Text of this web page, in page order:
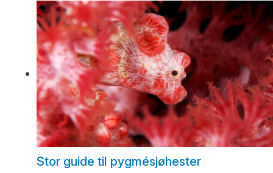
Stor guide til pygmésjøhester